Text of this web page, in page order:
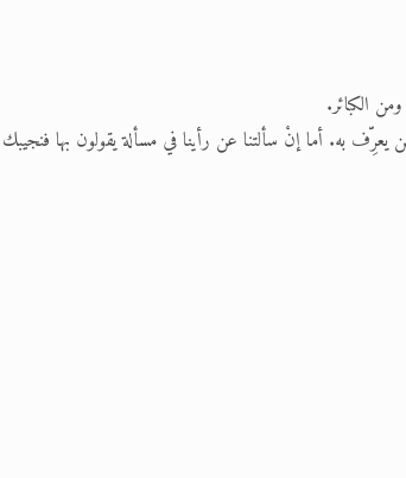
المزيد
الكبائر.
به. أما إنْ سألتنا عن رأينا في مسألة يقولون بها